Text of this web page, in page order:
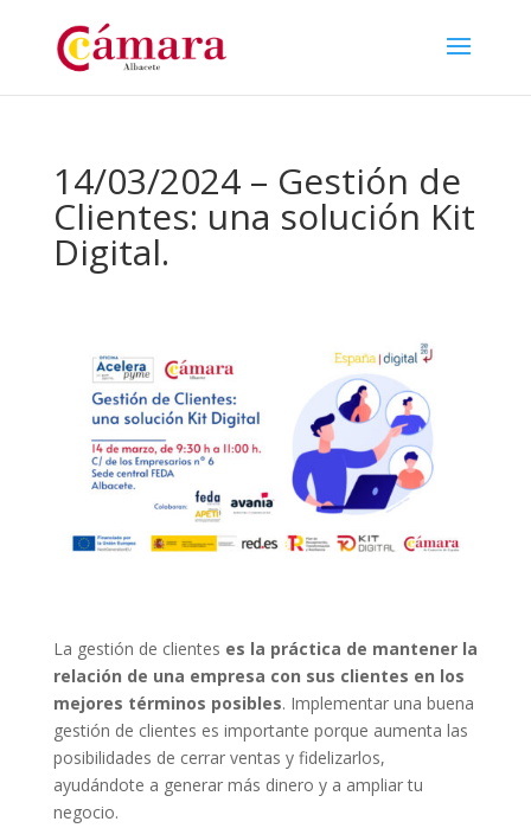
14/03/2024 – Gestión de
Clientes: una solución Kit
Digital.
La gestión de clientes es la práctica de mantener la
relación de una empresa con sus clientes en los
mejores términos posibles. Implementar una buena
gestión de clientes es importante porque aumenta las
posibilidades de cerrar ventas y fidelizarlos,
ayudándote a generar más dinero y a ampliar tu
negocio.